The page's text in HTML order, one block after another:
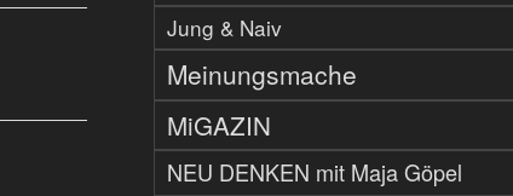
Jung & Naiv
Meinungsmache
MiGAZIN
NEU DENKEN mit Maja Göpel